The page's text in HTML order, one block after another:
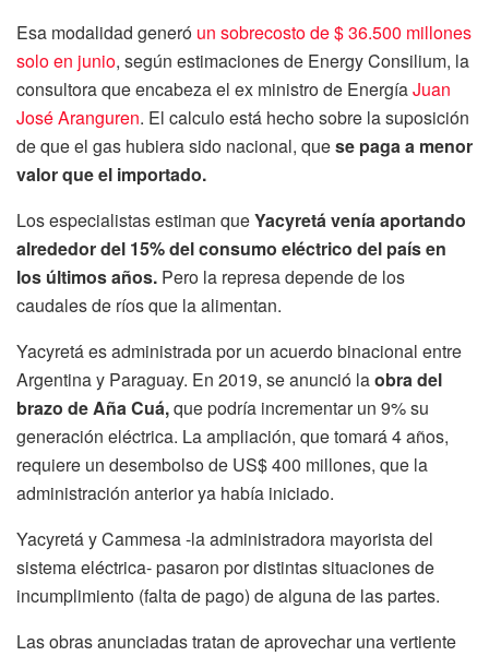
Esa modalidad generó un sobrecosto de $ 36.500 millones
solo en junio, según estimaciones de Energy Consilium, la
consultora que encabeza el ex ministro de EnergíaJuan
José Aranguren. El calculo está hecho sobre la suposición
de que el gas hubiera sido nacional, quese paga a menor
valor que el importado.
Los especialistas estiman queYacyretá venía aportando
alrededor del 15% del consumo eléctrico del país en
los últimos años. Pero la represa depende de los
caudales de ríos que la alimentan.
Yacyretá es administrada por un acuerdo binacional entre
Argentina y Paraguay. En 2019, se anunció laobra del
brazo de Aña Cuá,que podría incrementar un 9% su
generación eléctrica. La ampliación, que tomará 4 años,
requiere un desembolso de US$ 400 millones, que la
administración anterior ya había iniciado.
Yacyretá y Cammesa -la administradora mayorista del
sistema eléctrica- pasaron por distintas situaciones de
incumplimiento (falta de pago) de alguna de las partes.
Las obras anunciadas tratan de aprovechar una vertiente